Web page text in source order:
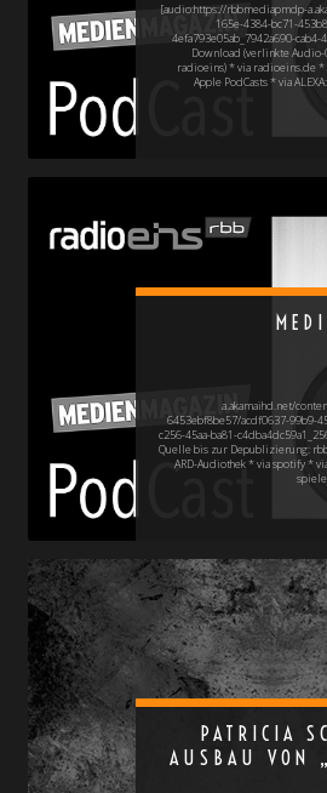
[audio:https://rbbmediapmdp-
165e-4384-bc71-
4efa793e05ab_7942a690-
Download (verlinkte
radioeins) * via radioeins.de *
Apple PodCasts * via
a.akamaihd.net/
6453ebf8be57/acdf0637-99b9-
c256-45aa-ba81-
Quelle bis zur Depublizierung:
ARD-Audiothek * via spotify *
PATRICIA
AUSBAU VON